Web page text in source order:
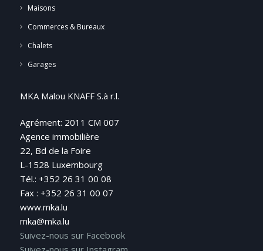
Maisons
Commerces & Bureaux
Chalets
Garages
MKA Malou KNAFF S.à r.l.
Agrément: 2011 CM 007
Agence immobilière
22, Bd de la Foire
L-1528 Luxembourg
Tél.: +352 26 31 00 08
Fax : +352 26 31 00 07
www.mka.lu
mka@mka.lu
Suivez-nous sur Facebook